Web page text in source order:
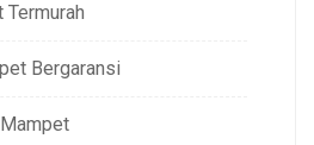
Bergaransi